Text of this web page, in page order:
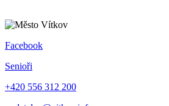
Facebook
Senioři
+420 556 312 200